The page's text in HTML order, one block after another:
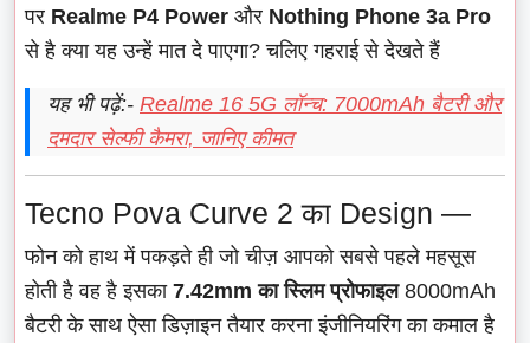
पर Realme P4 Power और Nothing Phone 3a Pro
से है क्या यह उन्हें मात दे पाएगा? चलिए गहराई से देखते हैं
यह भी पढ़ें:- Realme 16 5G लॉन्च: 7000mAh बैटरी और
दमदार सेल्फी कैमरा, जानिए कीमत
Tecno Pova Curve 2 का Design —
फोन को हाथ में पकड़ते ही जो चीज़ आपको सबसे पहले महसूस
होती है वह है इसका 7.42mm का स्लिम प्रोफाइल 8000mAh
बैटरी के साथ ऐसा डिज़ाइन तैयार करना इंजीनियरिंग का कमाल है